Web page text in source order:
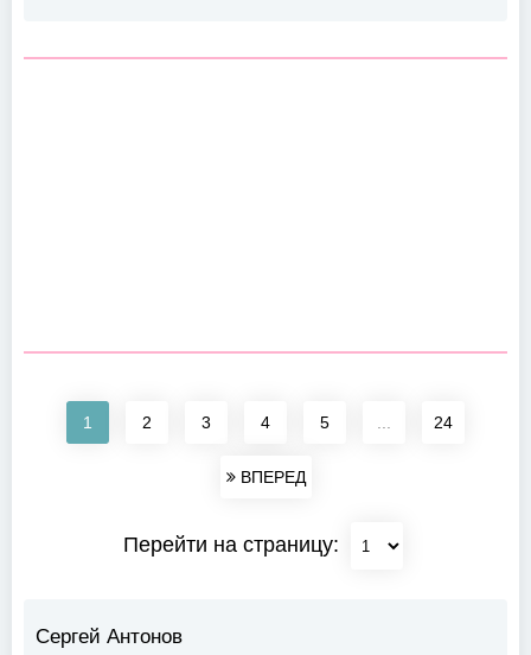
1 2 3 4 5 24
ВПЕРЕД
Перейти на страницу:
Сергей Антонов